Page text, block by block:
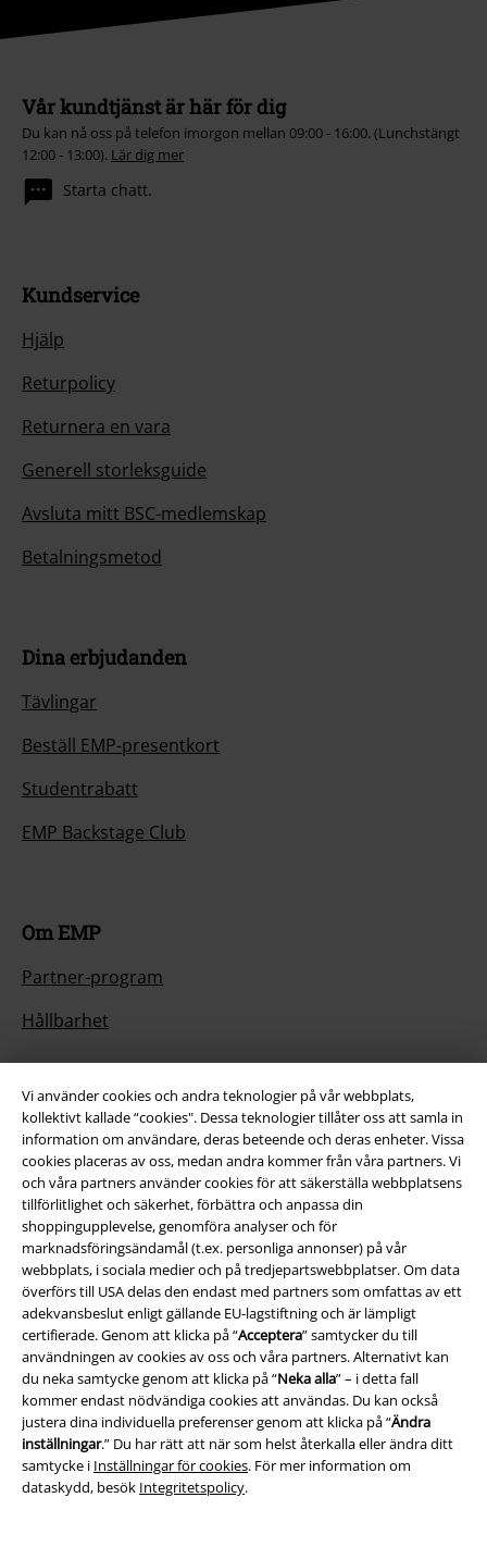
Vi använder cookies och andra teknologier på vår webbplats,
kollektivt kallade “cookies". Dessa teknologier tillåter oss att samla in
information om användare, deras beteende och deras enheter. Vissa
cookies placeras av oss, medan andra kommer från våra partners. Vi
och våra partners använder cookies för att säkerställa webbplatsens
tillförlitlighet och säkerhet, förbättra och anpassa din
shoppingupplevelse, genomföra analyser och för
marknadsföringsändamål (t.ex. personliga annonser) på vår
webbplats, i sociala medier och på tredjepartswebbplatser. Om data
överförs till USA delas den endast med partners som omfattas av ett
adekvansbeslut enligt gällande EU-lagstiftning och är lämpligt
certifierade. Genom att klicka på “Acceptera” samtycker du till
användningen av cookies av oss och våra partners. Alternativt kan
du neka samtycke genom att klicka på “Neka alla” – i detta fall
kommer endast nödvändiga cookies att användas. Du kan också
justera dina individuella preferenser genom att klicka på “Ändra
inställningar.” Du har rätt att när som helst återkalla eller ändra ditt
samtycke i Inställningar för cookies. För mer information om
dataskydd, besök Integritetspolicy.
Vår kundtjänst är här för dig
Du kan nå oss på telefon imorgon mellan 09:00 - 16:00. (Lunchstängt
12:00 - 13:00). Lär dig mer
Starta chatt.
Kundservice
Hjälp
Returpolicy
Returnera en vara
Generell storleksguide
Avsluta mitt BSC-medlemskap
Betalningsmetod
Dina erbjudanden
Tävlingar
Beställ EMP-presentkort
Studentrabatt
EMP Backstage Club
Om EMP
Partner-program
Hållbarhet
Bli en del av gemenskapen!
Betalningsmetod